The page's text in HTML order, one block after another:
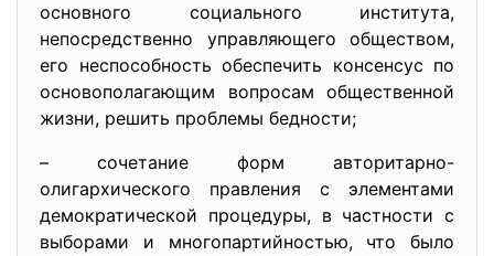
основного социального института,
непосредственно управляющего обществом,
его неспособность обеспечить консенсус по
основополагающим вопросам общественной
жизни, решить проблемы бедности;
– сочетание форм авторитарно-
олигархического правления с элементами
демократической процедуры, в частности с
выборами и многопартийностью, что было